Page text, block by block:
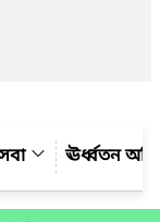
ঊর্ধ্বতন